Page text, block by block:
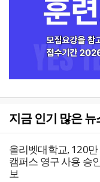
지금 인기 많은 뉴
올리벳대학교, 120
캠퍼스 영구 사용 승
보